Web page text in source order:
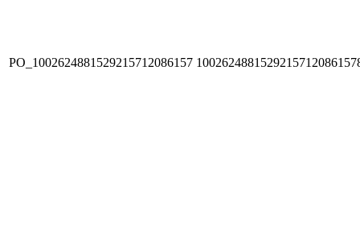
PO_1002624881529215712086157